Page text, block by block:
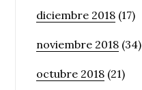
diciembre 2018 (17)
noviembre 2018 (34)
octubre 2018 (21)